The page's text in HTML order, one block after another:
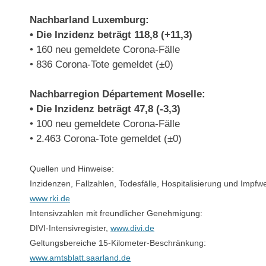
Nachbarland Luxemburg:
• Die Inzidenz beträgt 118,8 (+11,3)
• 160 neu gemeldete Corona-Fälle
• 836 Corona-Tote gemeldet (±0)
Nachbarregion Département Moselle:
• Die Inzidenz beträgt 47,8 (-3,3)
• 100 neu gemeldete Corona-Fälle
• 2.463 Corona-Tote gemeldet (±0)
Quellen und Hinweise:
Inzidenzen, Fallzahlen, Todesfälle, Hospitalisierung und
www.rki.de
Intensivzahlen mit freundlicher Genehmigung:
DIVI-Intensivregister, www.divi.de
Geltungsbereiche 15-Kilometer-Beschränkung:
www.amtsblatt.saarland.de